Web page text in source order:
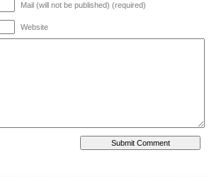
Mail (will not be published) (required)
Website